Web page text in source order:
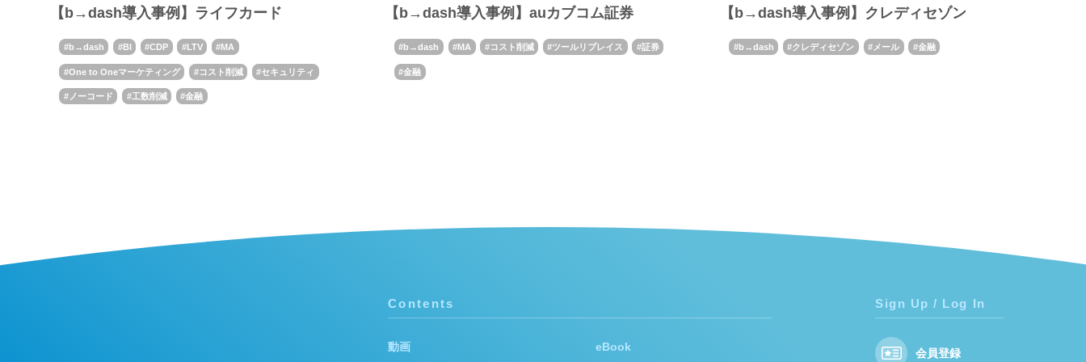
【b→dash導入事例】ライフカード
b→dash BI CDP LTV MA
One to Oneマーケティング コスト削減 セキュリティ
ノーコード 工数削減 金融
【b→dash導入事例】auカブコム証券
b→dash MA コスト削減 ツールリプレイス 証券
金融
【b→dash導入事例】クレディセゾン
b→dash クレディセゾン メール 金融
Contents
動画 eBook
Sign Up / Log In
会員登録